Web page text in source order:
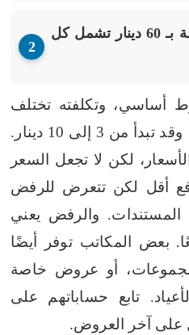
مكتب B يقدم باقة متكاملة بـ 60 دينار تشمل كل
أساسي، وتكلفته تختلف
3 إلى 10 دينار.
لكن لا تجعل السعر
أقل لكن تتعرض للرفض
والرفض يعني
بعض المكاتب توفر أيضًا
أو عروض خاصة
تابع حساباتهم على
على آخر العروض.